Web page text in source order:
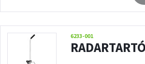
6233-001